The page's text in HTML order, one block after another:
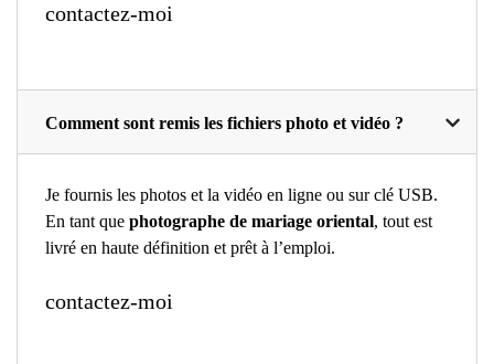
contactez-moi
Comment sont remis les fichiers photo et vidéo ?
Je fournis les photos et la vidéo en ligne ou sur clé USB.
En tant que photographe de mariage oriental, tout est
livré en haute définition et prêt à l’emploi.
contactez-moi